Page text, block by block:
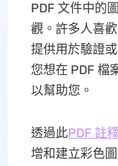
PDF 文件中的
觀。許多人喜
提供用於驗證
您想在 PDF 檔
以幫助您。
透過此PDF 註
增和建立彩色